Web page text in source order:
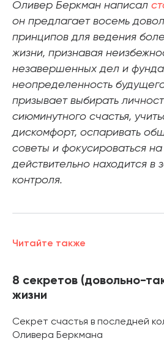
Оливер Беркман написал
он предлагает восемь
принципов для ведения
жизни, признавая
незавершенных дел и
неопределенность
призывает выбирать
сиюминутного счастья,
дискомфорт, оспаривать
советы и фокусироваться на
действительно находится в
контроля.
Читайте также
8 секретов (довольно-
жизни
Секрет счастья в последней
Оливера Беркмана